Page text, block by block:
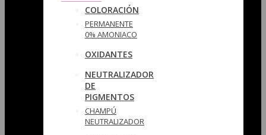
COLORACIÓN
PERMANENTE
0% AMONIACO
OXIDANTES
NEUTRALIZADOR
DE
PIGMENTOS
CHAMPÚ
NEUTRALIZADOR